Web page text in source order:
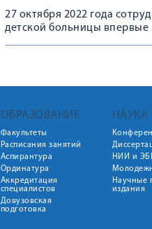
27 октября 2022 года
детской больницы
ОБРАЗОВАНИЕ
Факультеты
Расписания занятий
Аспирантура
Ординатура
Аккредитация
специалистов
Довузовская
подготовка
НАУКА
НИИ и
Научные
издания